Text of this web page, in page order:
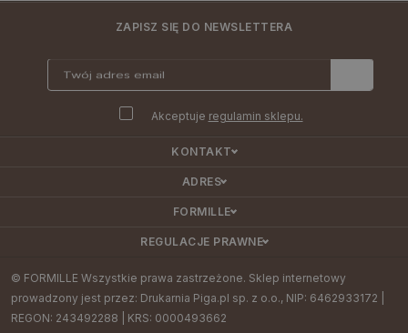
ZAPISZ SIĘ DO NEWSLETTERA
Akceptuje regulamin sklepu.
KONTAKT
ADRES
FORMILLE
REGULACJE PRAWNE
© FORMILLE Wszystkie prawa zastrzeżone. Sklep internetowy
prowadzony jest przez: Drukarnia Piga.pl sp. z o.o., NIP: 6462933172 |
REGON: 243492288 | KRS: 0000493662